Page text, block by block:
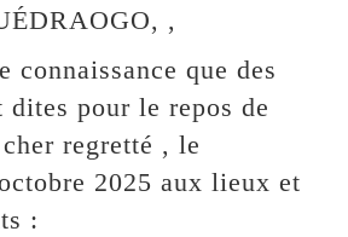
,
connaissance que des
dites pour le repos de
regretté , le
2025 aux lieux et
: